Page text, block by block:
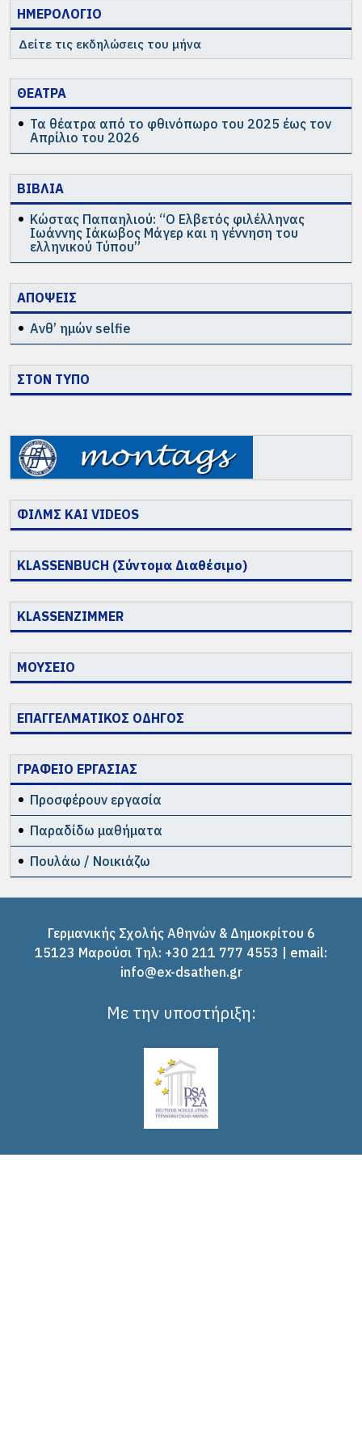
ΗΜΕΡΟΛΟΓΙΟ
Δείτε τις εκδηλώσεις του μήνα
ΘΕΑΤΡΑ
Τα θέατρα από το φθινόπωρο του 2025 έως τον
Απρίλιο του 2026
ΒΙΒΛΙΑ
Κώστας Παπαηλιού: “Ο Ελβετός φιλέλληνας
Ιωάννης Ιάκωβος Μάγερ και η γέννηση του
ελληνικού Τύπου”
ΑΠΟΨΕΙΣ
Ανθ’ ημών selfie
ΣΤΟΝ ΤΥΠΟ
ΦΙΛΜΣ ΚΑΙ VIDEOS
KLASSENBUCH (Σύντομα Διαθέσιμο)
KLASSENZIMMER
ΜΟΥΣΕΙΟ
ΕΠΑΓΓΕΛΜΑΤΙΚΟΣ ΟΔΗΓΟΣ
ΓΡΑΦΕΙΟ ΕΡΓΑΣΙΑΣ
Προσφέρουν εργασία
Παραδίδω μαθήματα
Πουλάω / Νοικιάζω
Γερμανικής Σχολής Αθηνών & Δημοκρίτου 6
15123 Μαρούσι Tηλ: +30 211 777 4553 | email:
info@ex-dsathen.gr
Με την υποστήριξη: